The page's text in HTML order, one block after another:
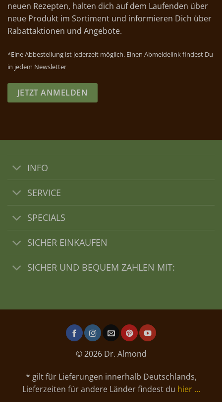
neuen Rezepten, halten dich auf dem Laufenden über
neue Produkt im Sortiment und informieren Dich über
Rabattaktionen und Angebote.
*Eine Abbestellung ist jederzeit möglich. Einen Abmeldelink findest Du
in jedem Newsletter
JETZT ANMELDEN
INFO
SERVICE
SPECIALS
SICHER EINKAUFEN
SICHER UND BEQUEM ZAHLEN MIT:
© 2026 Dr. Almond
* gilt für Lieferungen innerhalb Deutschlands,
Lieferzeiten für andere Länder findest du hier …